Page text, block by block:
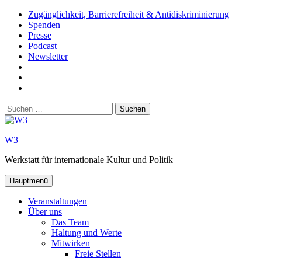
Zum
Inhalt
springen
Zugänglichkeit, Barrierefreiheit & Antidiskriminierung
Spenden
Presse
Podcast
Newsletter
Youtube
Suchen
nach:
W3
Werkstatt für internationale Kultur und Politik
Hauptmenü
Veranstaltungen
Über uns
Das Team
Haltung und Werte
Mitwirken
Freie Stellen